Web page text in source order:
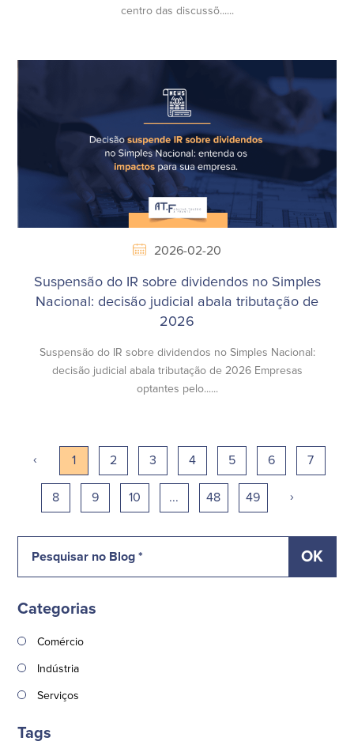
centro das discussõ......
2026-02-20
Suspensão do IR sobre dividendos no Simples
Nacional: decisão judicial abala tributação de
2026
Suspensão do IR sobre dividendos no Simples Nacional:
decisão judicial abala tributação de 2026 Empresas
optantes pelo......
‹ 1 2 3 4 5 6 7
8 9 10 ... 48 49 ›
Categorias
Comércio
Indústria
Serviços
Tags